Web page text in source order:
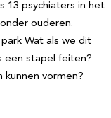
13 psychiaters in het
ouderen.
Wat als we dit
een stapel feiten?
kunnen vormen?